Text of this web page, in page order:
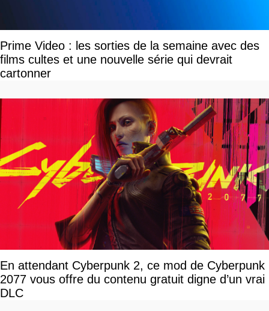
Prime Video : les sorties de la semaine avec des
films cultes et une nouvelle série qui devrait
cartonner
En attendant Cyberpunk 2, ce mod de Cyberpunk
2077 vous offre du contenu gratuit digne d’un vrai
DLC